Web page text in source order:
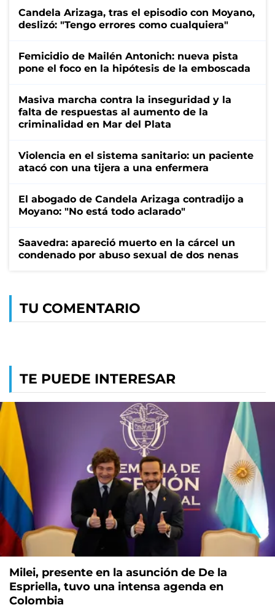
Candela Arizaga, tras el episodio con Moyano,
deslizó: "Tengo errores como cualquiera"
Femicidio de Mailén Antonich: nueva pista
pone el foco en la hipótesis de la emboscada
Masiva marcha contra la inseguridad y la
falta de respuestas al aumento de la
criminalidad en Mar del Plata
Violencia en el sistema sanitario: un paciente
atacó con una tijera a una enfermera
El abogado de Candela Arizaga contradijo a
Moyano: "No está todo aclarado"
Saavedra: apareció muerto en la cárcel un
condenado por abuso sexual de dos nenas
TU COMENTARIO
TE PUEDE INTERESAR
Milei, presente en la asunción de De la
Espriella, tuvo una intensa agenda en
Colombia